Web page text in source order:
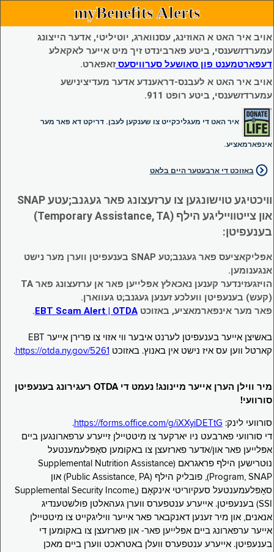
myBenefits Alerts
אויב איר האט א האוזינג, עסנווארג, יוטיליטי, אדער הייצונג
עמערדזשענסי, ביטע פארבינדט זיך מיט אייער לאקאלע
דעפארטמענט פון סאושעל סערוויסעסזאפארט.
אויב איר האט א לעבנס-דראענדע אדער מעדיצינישע
עמערדזשענסי, ביטע רופט 911.
איר האט די מעגליכקייט צו שענקען לעבן. דריקט דא פאר מער
אינפארמאציע.
באזוכט די ארבעטער היים בלאט
וויכטיגע טוישונגען צו ערזעצונג פאר געגנב;עטע SNAP
און צייטווייליגע הילף (Temporary Assistance, TA)
בענעפיטן:
אפליקאציעס פאר געגנב;טע SNAP בענעפיטן ווערן מער נישט
אנגענומען.
הויזגעזינדער קענען נאכאלץ אפּלייען פאר אן ערזעצונג פאר TA
(קעש) בענעפיטן וועלכע זענען געגנב;ט געווארן.
פאר מער אינפארמאציע, באזוכטEBT Scam Alert | OTDA
.
באשיצן אייער בענעפיטן לערנט איבער ווי אזוי צו פרירן אייער EBT
קארטל ווען עס איז נישט אין באנוץ. באזוכט https://otda.ny.gov/5261
.
מיר ווילן הערן אייער מיינונג! נעמט די OTDA רעגירונג בענעפיטן
סורוועי!
סורוועי לינק: https://forms.office.com/g/iXXyiDETtG
.
די סורוועי פארבעט ניו יארקער צו מיטטיילן זייערע ערפארונגען ביים
אפּלייען פאר און/אדער פארזעצן צו באקומען סאָפּלעמענטעל
נוּטרישען הילף פראגראם (Supplemental Nutrition Assistance
Program, SNAP), פובליק הילף (Public Assistance, PA) און
סאָפּלעמענטעל סעקיוריטי אינקאָם (Supplemental Security Income,
SSI) בענעפיטן. אייערע ענטפערס ווערן געהאלטן פולשטענדיג
אנאנים, און מיר זענען דאנקבאר פאר אייער וויליגקייט צו מיטטיילן
אייער ערפארונג ביים אפּלייען פאר- און פארזעצן צו באקומען די
בענעפיטן. אייערע ענטפערס וועלן באטראכט ווערן ביים מאכן